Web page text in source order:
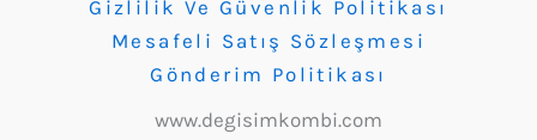
Gizlilik Ve Güvenlik Politikası
Mesafeli Satış Sözleşmesi
Gönderim Politikası
www.degisimkombi.com